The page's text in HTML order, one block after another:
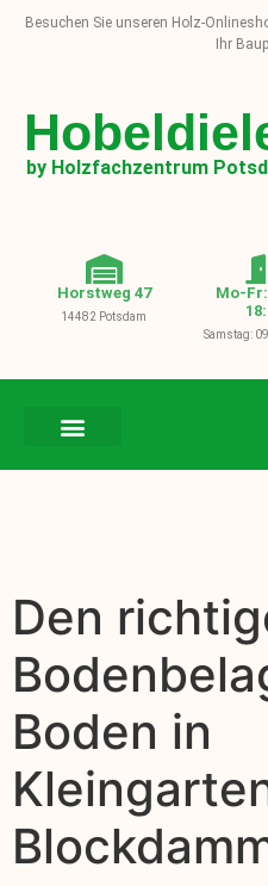
Besuchen Sie unseren Holz-
Ihr
by Holzfachzentrum
Horstweg 47
14482 Potsdam
Mo-
Samstag:
Den
Boden in